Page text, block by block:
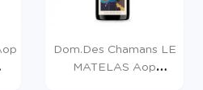
Dom.des Chamans LE
MATELAS Aop